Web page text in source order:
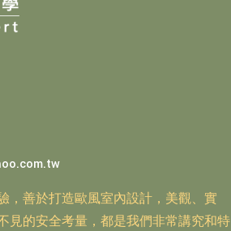
，善於打造歐風室內設計，美觀、實
見的安全考量，都是我們非常講究和特